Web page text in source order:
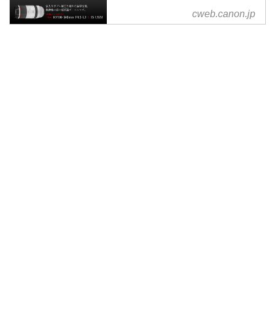
キヤノン：RF100-500mm
F4.5-7.1 L IS USM｜概要
cweb.canon.jp